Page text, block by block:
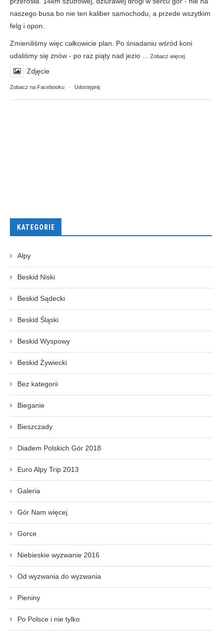
naszego busa bo nie ten kaliber samochodu, a przede wszytkim
felg i opon.
Zmieniliśmy więc całkowicie plan. Po śniadaniu wśród koni
udaliśmy się znów - po raz piąty nad jezio
Zobacz więcej
Zdjęcie
Zobacz na Facebooku · Udostępnij
KATEGORIE
Alpy
Beskid Niski
Beskid Sądecki
Beskid Śląski
Beskid Wyspowy
Beskid Żywiecki
Bez kategorii
Bieganie
Bieszczady
Diadem Polskich Gór 2018
Euro Alpy Trip 2013
Galeria
Gór Nam więcej
Gorce
Niebieskie wyzwanie 2016
Od wyzwania do wyzwania
Pieniny
Po Polsce i nie tylko